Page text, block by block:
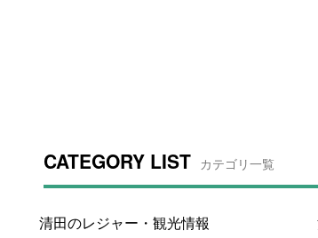
CATEGORY LIST カテゴリ一覧
清田のレジャー・観光情報